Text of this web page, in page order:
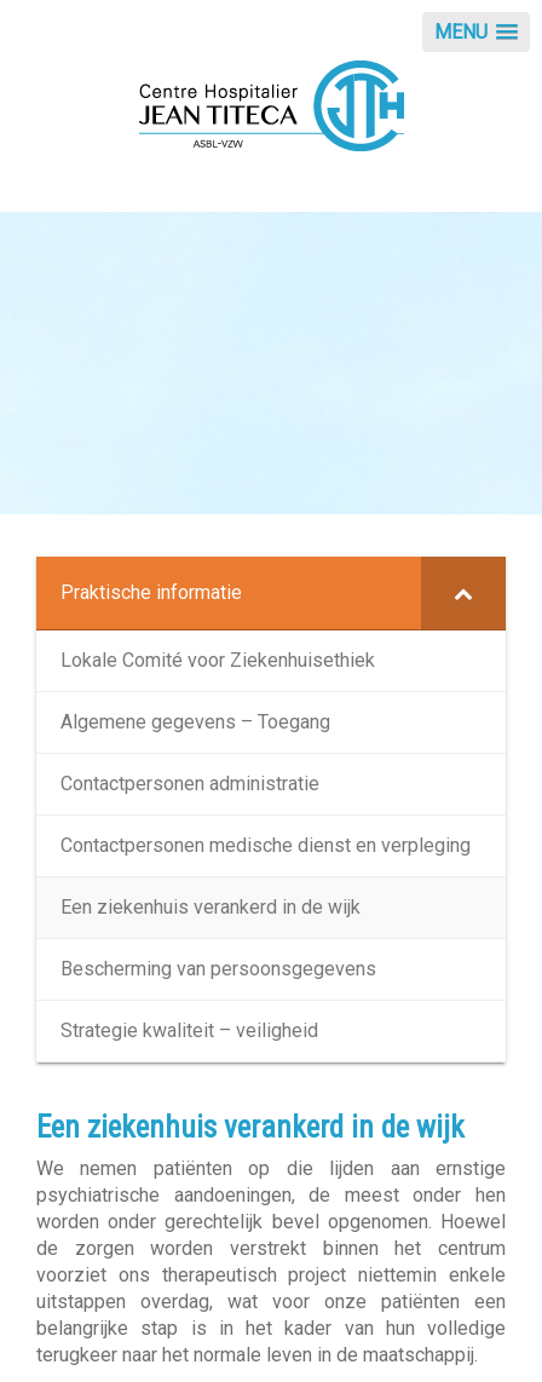
MENU
Praktische informatie
Lokale Comité voor Ziekenhuisethiek
Algemene gegevens – Toegang
Contactpersonen administratie
Contactpersonen medische dienst en verpleging
Een ziekenhuis verankerd in de wijk
Bescherming van persoonsgegevens
Strategie kwaliteit – veiligheid
Een ziekenhuis verankerd in de wijk
We nemen patiënten op die lijden aan ernstige
psychiatrische aandoeningen, de meest onder hen
worden onder gerechtelijk bevel opgenomen. Hoewel
de zorgen worden verstrekt binnen het centrum
voorziet ons therapeutisch project niettemin enkele
uitstappen overdag, wat voor onze patiënten een
belangrijke stap is in het kader van hun volledige
terugkeer naar het normale leven in de maatschappij.